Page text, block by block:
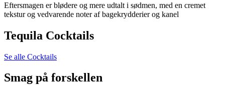
Eftersmagen er blødere og mere udtalt i sødmen, med en cremet
tekstur og vedvarende noter af bagekrydderier og kanel
Tequila Cocktails
Se alle Cocktails
Smag på forskellen